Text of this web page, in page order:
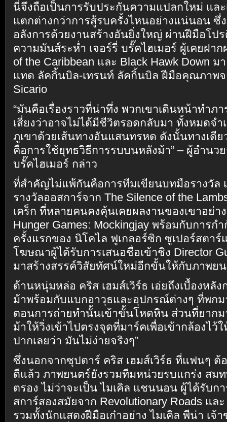
นี่จึงถือเป็นการรับประกันความแปลกใหม่ แล
แตกต่างกว่าการสู้รบครั้งไหนอย่างแน่นอน ซึ่
อลังการด้วยงานสร้างอันยิ่งใหญ่ ผ่านฝีมือโปร
ความมันส์ระห่ำ เจอร์รี่ บรั๊คไฮเมอร์ ผู้เคยฝา
of the Caribbean และ Black Hawk Down
แทด ลัคกิ้นบิล-เทรนท์ ลัคกิ้นบิล ฝีมือคุณภาพจ
Sicario
“มันคือเรื่องราวที่น่าทึ่ง พวกเขาเดินหน้าทำภ
เสี่ยงว่าอาจไม่ได้มีชีวิตรอดกลับมา ทั้งหมดจำ
ภูเขาด้วยเส้นทางอันแสนทรหด ดังนั้นทางเดีย
คือการใช้ยุทธวิธีการรบบนหลังม้า” – ผู้อำนวย
บรั๊คไฮเมอร์ กล่าว
ที่สำคัญไม่แพ้กันคือการทีมเขียนบทมือรางวัล
รางวัลออสการ์จาก The Silence of the
เคร็ก ที่หลายคนคงคุ้นเคยผลงานของเขาอย่า
Hunger Games: Mockingjay พร้อมกับการก
ครั้งแรกของ นิโคไล ฟูเกลอร์ซิก ซูเปอร์สตา
โฆษณาผู้ได้รับการเสนอชื่อเข้าชิง Director
มาสร้างสรรค์วิสัยทัศน์ใหม่อีกขั้นให้กับภาพย
ด้านหนุ่มหล่อ คริส เฮมส์เวิร์ธ เอ่ยถึงเบื้องหลัง
ม้าพร้อมกับแบกอาวุธและอุปกรณ์ต่างๆ ที่พก
ตอนการถ่ายทำนั้นเข้าขั้นโหดหิน ส่วนที่ยาก
ม้าให้วิ่งเข้าไปตรงจุดที่มาร์คเพื่อเข้ากล้องไว้
ปากเลยว่า มันไม่ง่ายจริงๆ”
ซึ่งนอกจากซุปตาร์ คริส เฮมส์เวิร์ธ ที่แฟนๆ ต้
ดีแล้ว ภาพยนตร์ยังรวมทีมหน่วยรบแกร่ง สม
ตรอง ไม่ว่าจะเป็น ไมเคิล แชนนอน ผู้ได้รับก
สการ์สองสมัยจาก Revolutionary Roads แล
รวมทั้งนักแสดงฝีมือเก๋าอย่าง ไมเคิล พีน่า เจ้